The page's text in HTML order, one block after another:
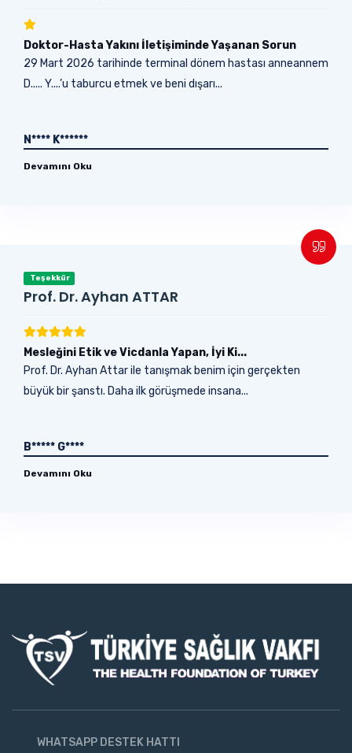
Doktor-Hasta Yakını İletişiminde Yaşanan Sorun
29 Mart 2026 tarihinde terminal dönem hastası anneannem
D..... Y....’u taburcu etmek ve beni dışarı...
N**** K******
Devamını Oku
Teşekkür
Prof. Dr. Ayhan ATTAR
Mesleğini Etik ve Vicdanla Yapan, İyi Ki...
Prof. Dr. Ayhan Attar ile tanışmak benim için gerçekten
büyük bir şanstı. Daha ilk görüşmede insana...
B***** G****
Devamını Oku
WHATSAPP DESTEK HATTI